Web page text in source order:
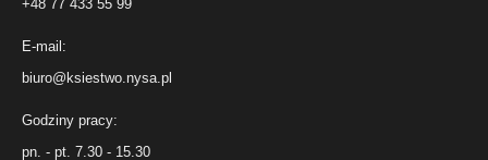
+48 77 433 55 99
E-mail:
biuro@ksiestwo.nysa.pl
Godziny pracy:
pn. - pt. 7.30 - 15.30